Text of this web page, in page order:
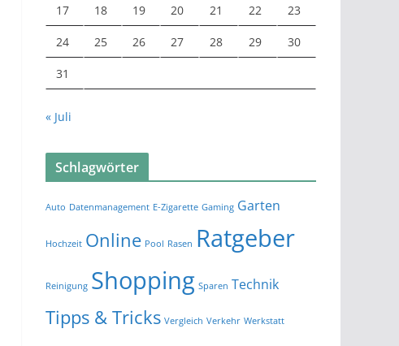
17 18 19 20 21 22 23
24 25 26 27 28 29 30
31
« Juli
Schlagwörter
Auto Datenmanagement E-Zigarette Gaming Garten
Hochzeit Online Pool Rasen Ratgeber
Reinigung Shopping Sparen Technik
Tipps & Tricks Vergleich Verkehr Werkstatt